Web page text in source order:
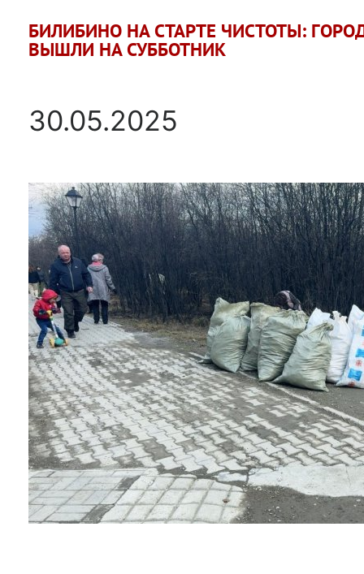
БИЛИБИНО НА СТАРТЕ ЧИСТОТЫ:
ВЫШЛИ НА СУББОТНИК
30.05.2025